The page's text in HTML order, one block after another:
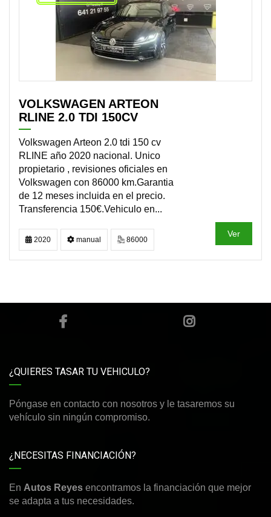
VOLKSWAGEN ARTEON
RLINE 2.0 TDI 150CV
Volkswagen Arteon 2.0 tdi 150 cv
RLINE año 2020 nacional. Unico
propietario , revisiones oficiales en
Volkswagen con 86000 km.Garantia
de 12 meses incluida en el precio.
Transferencia 150€.Vehiculo en...
Ver
2020 manual 86000
¿QUIERES TASAR TU VEHICULO?
Póngase en contacto con nosotros y le tasaremos su
vehículo sin ningún compromiso.
¿NECESITAS FINANCIACIÓN?
En Autos Reyes encontramos la financiación que mejor
se adapta a tus necesidades.